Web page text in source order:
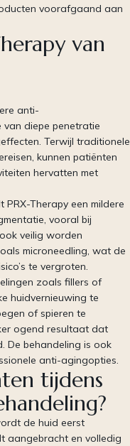
voorafgaand aan
van
anti-
diepe penetratie
Terwijl traditionele
kunnen patiënten
hervatten met
Therapy een mildere
vooral bij
veilig worden
microneedling, wat de
te vergroten.
zoals fillers of
huidvernieuwing te
of spieren te
ogend resultaat dat
De behandeling is ook
anti-agingopties.
tijdens
de huid eerst
aangebracht en volledig